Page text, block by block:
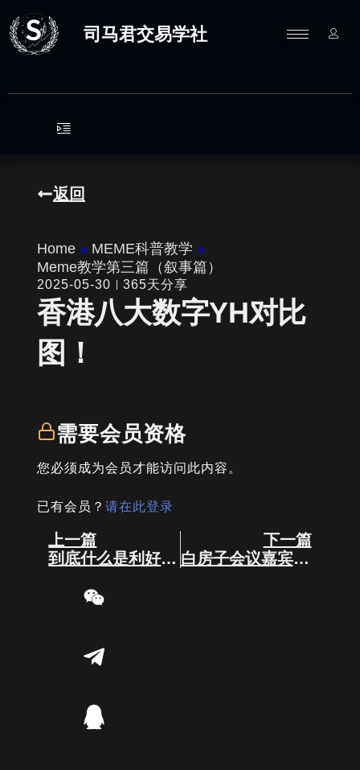
至
内
司马君交易学社
返回
Home » MEME科普教学 »
Meme教学第三篇（叙事篇）
2025-05-30 365天分享
香港八大数字YH对比
图！
需要会员资格
您必须成为会员才能访问此内容。
已有会员？ 请在此登录
Prev
上一篇
到底什么是利好消息？
下一篇
白房子会议嘉宾身后的加密货币。